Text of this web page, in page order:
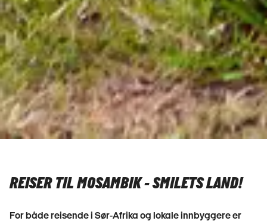
REISER TIL MOSAMBIK - SMILETS LAND!
For både reisende i Sør-Afrika og lokale innbyggere er